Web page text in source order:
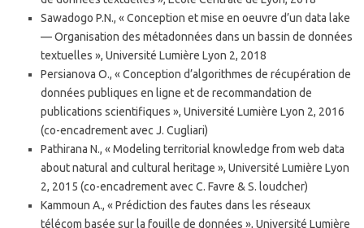
Sawadogo P.N., « Conception et mise en oeuvre d’un data lake
— Organisation des métadonnées dans un bassin de données
textuelles », Université Lumière Lyon 2, 2018
Persianova O., « Conception d’algorithmes de récupération de
données publiques en ligne et de recommandation de
publications scientifiques », Université Lumière Lyon 2, 2016
(co-encadrement avec J. Cugliari)
Pathirana N., « Modeling territorial knowledge from web data
about natural and cultural heritage », Université Lumière Lyon
2, 2015 (co-encadrement avec C. Favre & S. loudcher)
Kammoun A., « Prédiction des fautes dans les réseaux
télécom basée sur la fouille de données », Université Lumière